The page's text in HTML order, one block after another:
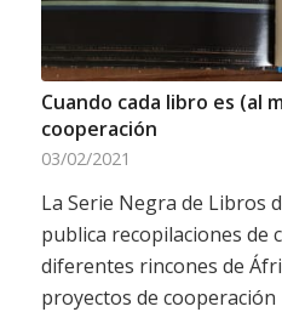
Cuando cada libro es (al
cooperación
03/02/2021
La Serie Negra de Libros
publica recopilaciones de
diferentes rincones de
proyectos de cooperación